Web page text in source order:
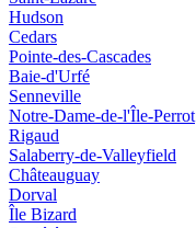
Hudson
Cedars
Pointe-des-Cascades
Baie-d'Urfé
Senneville
Notre-Dame-de-l'Île-Perrot
Rigaud
Salaberry-de-Valleyfield
Châteauguay
Dorval
Île Bizard